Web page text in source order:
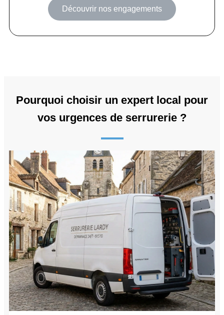
Découvrir nos engagements
Pourquoi choisir un expert local pour
vos urgences de serrurerie ?